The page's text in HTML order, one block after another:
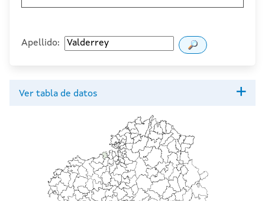
Apellido:
Ver tabla de datos